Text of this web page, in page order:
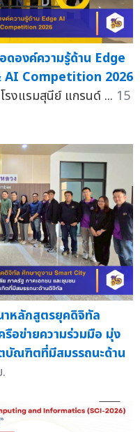
ดองค์ความรู้ด้าน Edge
AI Competition 2026
งแรมสุนีย์ แกรนด์ ... 15
หลักสูตรยุคดิจิทัล
อข่ายความร่วมมือ มุ่ง
บัณฑิตที่มีสมรรถนะด้าน